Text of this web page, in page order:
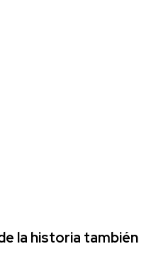
la historia también